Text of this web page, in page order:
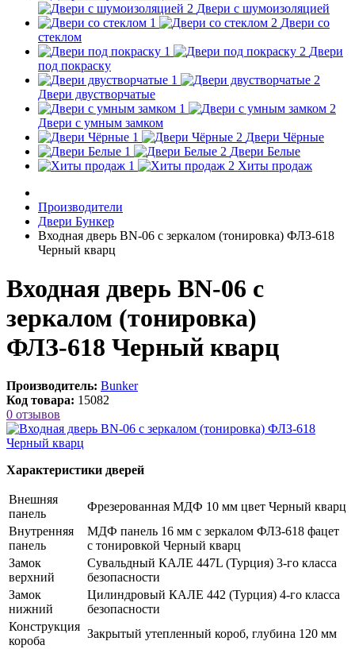
Двери с шумоизоляцией
Двери со
стеклом
Двери
под покраску
Двери двустворчатые
Двери с умным замком
Двери Чёрные
Двери Белые
Хиты продаж
Производители
Двери Бункер
Входная дверь BN-06 с зеркалом (тонировка) ФЛЗ-618
Черный кварц
Входная дверь BN-06 с
зеркалом (тонировка)
ФЛЗ-618 Черный кварц
Производитель: Bunker
Код товара: 15082
0 отзывов
Характеристики дверей
Внешняя
панель
Фрезерованная МДФ 10 мм цвет Черный кварц
Внутренняя
панель
МДФ панель 16 мм с зеркалом ФЛЗ-618 фацет
с тонировкой Черный кварц
Замок
верхний
Сувальдный КАЛЕ 447L (Турция) 3-го класса
безопасности
Замок
нижний
Цилиндровый КАЛЕ 442 (Турция) 4-го класса
безопасности
Конструкция
короба
Закрытый утепленный короб, глубина 120 мм